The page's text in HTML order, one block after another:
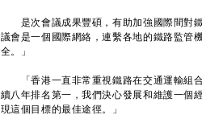
是次會議成果豐碩，有助加強國際間對鐵
議會是一個國際網絡，連繫各地的鐵路監管
全。」
「香港一直非常重視鐵路在交通運輸組合
續八年排名第一，我們決心發展和維護一個
現這個目標的最佳途徑。」